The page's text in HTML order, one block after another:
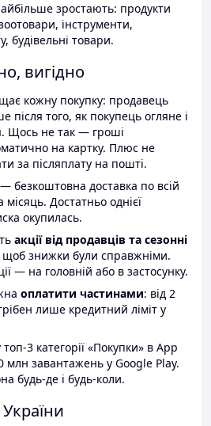
зростають: продукти
інструменти,
будівельні товари.
вигідно
кожну покупку: продавець
того, як покупець огляне і
Щось не так — гроші
на картку. Плюс не
за післяплату на пошті.
безкоштовна доставка по всій
місяць. Достатньо однієї
окупилась.
акції від продавців та сезонні
знижки були справжніми.
— на головній або в застосунку.
оплатити частинами: від 2
лише кредитний ліміт у
3 категорії «Покупки» в App
млн завантажень у Google Play.
будь-де і будь-коли.
України